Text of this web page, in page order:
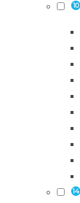
10
14